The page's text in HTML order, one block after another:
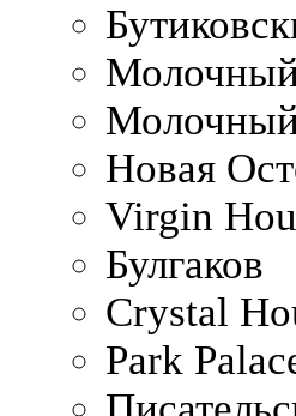
Новая
Virgin
Булгаков
Crystal
Park